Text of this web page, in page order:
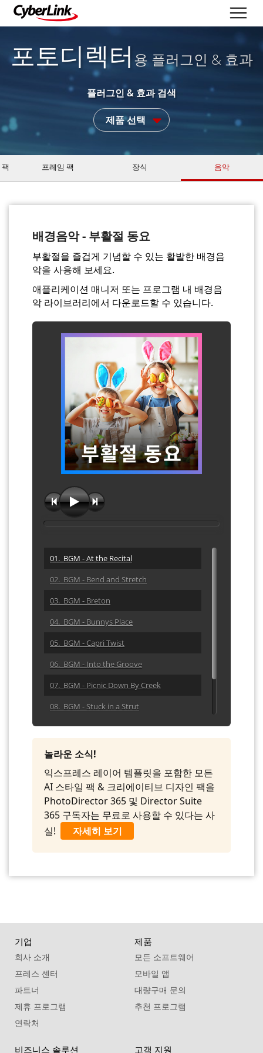
포토디렉터 용 플러그인 & 효과
플러그인 & 효과 검색
제품 선택
프레임 팩 장식 음악
배경음악 - 부활절 동요
부활절을 즐겁게 기념할 수 있는 활발한 배경음
악을 사용해 보세요.
애플리케이션 매니저 또는 프로그램 내 배경음
악 라이브러리에서 다운로드할 수 있습니다.
01. BGM - At the Recital
02. BGM - Bend and Stretch
03. BGM - Breton
04. BGM - Bunnys Place
05. BGM - Capri Twist
06. BGM - Into the Groove
07. BGM - Picnic Down By Creek
08. BGM - Stuck in a Strut
09. BGM - Summer Stride
10. BGM - Walking Streets
놀라운 소식!
익스프레스 레이어 템플릿을 포함한 모든
AI 스타일 팩 & 크리에이티브 디자인 팩을
PhotoDirector 365 및 Director Suite
365 구독자는 무료로 사용할 수 있다는 사
실!
자세히 보기
기업
회사 소개
프레스 센터
파트너
제휴 프로그램
연락처
제품
모든 소프트웨어
모바일 앱
대량구매 문의
추천 프로그램
비즈니스 솔루션 고객 지원